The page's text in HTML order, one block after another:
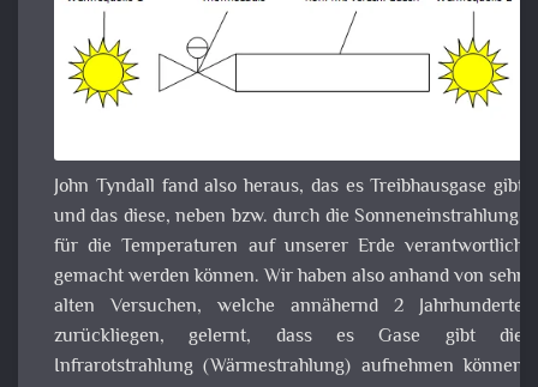
John Tyndall fand also heraus, das es Treibhausgase gibt
das diese, neben bzw. durch die Sonneneinstrahlung, für
Temperaturen auf unserer Erde verantwortlich
werden können. Wir haben also anhand von sehr
Versuchen, welche annähernd 2 Jahrhunderte
gelernt, dass es Gase gibt die
(Wärmestrahlung) aufnehmen können und welche die
nicht können.